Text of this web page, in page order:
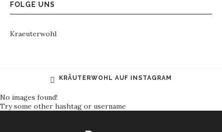
FOLGE UNS
Kraeuterwohl
KRÄUTERWOHL AUF INSTAGRAM
No images found!
Try some other hashtag or username